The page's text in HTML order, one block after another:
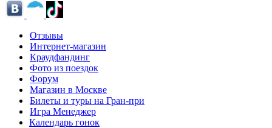
Отзывы
Интернет-магазин
Краудфандинг
Фото из поездок
Форум
Магазин в Москве
Билеты и туры на Гран-при
Игра Менеджер
Календарь гонок